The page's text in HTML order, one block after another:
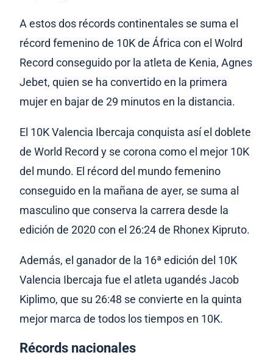
A estos dos récords continentales se suma el
récord femenino de 10K de África con el Wolrd
Record conseguido por la atleta de Kenia, Agnes
Jebet, quien se ha convertido en la primera
mujer en bajar de 29 minutos en la distancia.
El 10K Valencia Ibercaja conquista así el doblete
de World Record y se corona como el mejor 10K
del mundo. El récord del mundo femenino
conseguido en la mañana de ayer, se suma al
masculino que conserva la carrera desde la
edición de 2020 con el 26:24 de Rhonex Kipruto.
Además, el ganador de la 16ª edición del 10K
Valencia Ibercaja fue el atleta ugandés Jacob
Kiplimo, que su 26:48 se convierte en la quinta
mejor marca de todos los tiempos en 10K.
Récords nacionales